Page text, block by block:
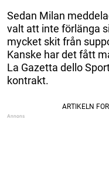
Sedan Milan
valt att inte förlänga
mycket skit från
Kanske har det fått
La Gazetta dello
kontrakt.